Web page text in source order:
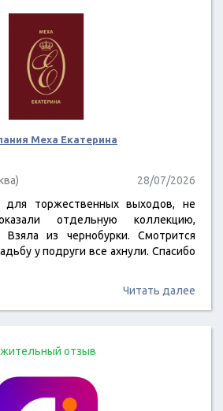
Меха Екатерина
28/07/2026
торжественных выходов, не
отдельную коллекцию,
из чернобурки. Смотрится
у подруги все ахнули. Спасибо
Читать далее
отзыв